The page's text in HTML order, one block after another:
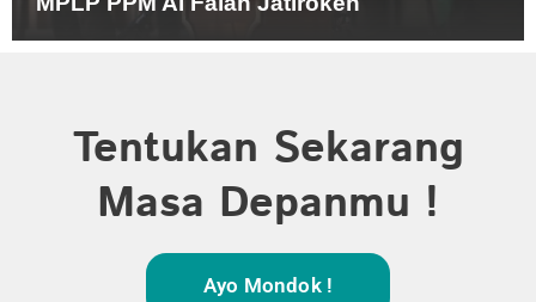
Tentukan Sekarang
Masa Depanmu !
Ayo Mondok !